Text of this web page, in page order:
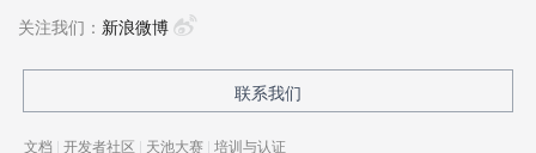
关注我们： 新浪微博
联系我们
文档 | 开发者社区 | 天池大赛 | 培训与认证